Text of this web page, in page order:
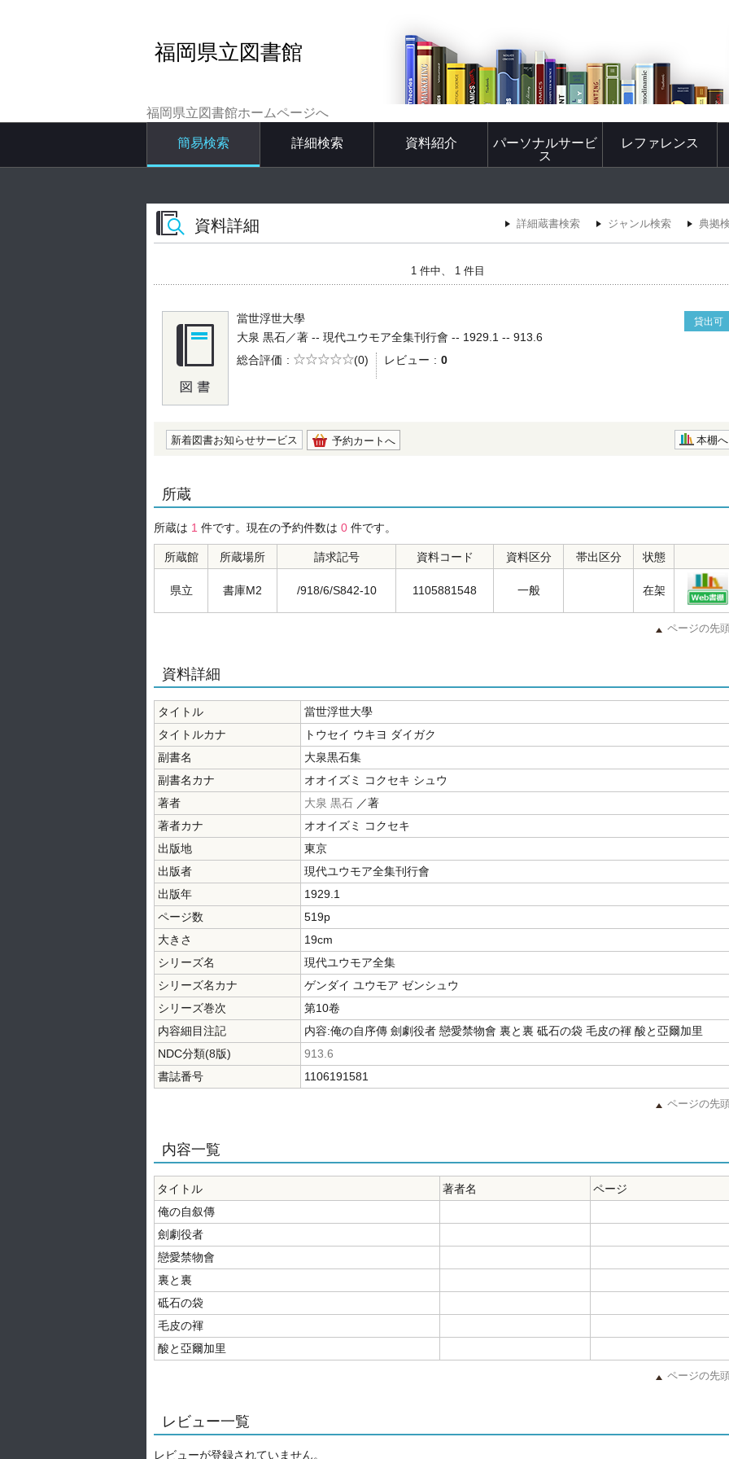
福岡県立図書館
福岡県立図書館ホームページへ
簡易検索 詳細検索 資料紹介
パーソナルサービ
ス
レファレンス
資料詳細 詳細蔵書検索 ジャンル検索 典拠
1 件中、 1 件目
當世浮世大學 貸出可
大泉 黒石／著 -- 現代ユウモア全集刊行會 -- 1929.1 -- 913.6
総合評価
5段階評価
(0) レビュー 0
新着図書お知らせサービス 予約カートへ 本棚へ
所蔵
所蔵は 1 件です。現在の予約件数は 0 件です。
所蔵館 所蔵場所 請求記号 資料コード 資料区分 帯出区分 状態
県立 書庫M2 /918/6/S842-10 1105881548 一般 在架
ページの先
資料詳細
タイトル
當世浮世大學
タイトルカナ
トウセイ ウキヨ ダイガク
副書名
大泉黒石集
副書名カナ
オオイズミ コクセキ シュウ
著者
大泉 黒石 ／著
著者カナ
オオイズミ コクセキ
出版地
東京
出版者
現代ユウモア全集刊行會
出版年
1929.1
ページ数
519p
大きさ
19cm
シリーズ名
現代ユウモア全集
シリーズ名カナ
ゲンダイ ユウモア ゼンシュウ
シリーズ巻次
第10卷
内容細目注記
内容:俺の自序傳 劍劇役者 戀愛禁物會 裏と裏 砥石の袋 毛皮の褌 酸と亞爾加里
NDC分類(8版)
913.6
書誌番号
1106191581
ページの先
内容一覧
タイトル 著者名
ページ
俺の自叙傳
劍劇役者
戀愛禁物會
裏と裏
砥石の袋
毛皮の褌
酸と亞爾加里
ページの先
レビュー一覧
レビューが登録されていません。